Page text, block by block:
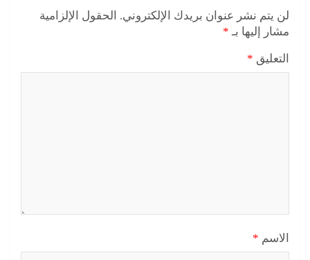
لن يتم نشر عنوان بريدك الإلكتروني. الحقول الإلزامية
مشار إليها بـ *
التعليق *
الاسم *